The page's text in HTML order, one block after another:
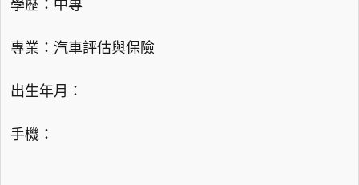
學歷：中專
專業：汽車評估與保險
出生年月：
手機：